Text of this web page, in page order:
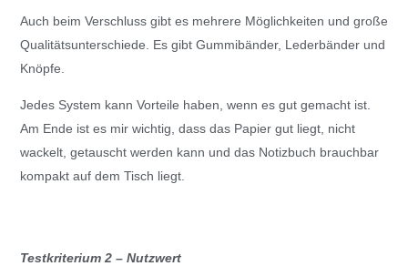
Auch beim Verschluss gibt es mehrere Möglichkeiten und große
Qualitätsunterschiede. Es gibt Gummibänder, Lederbänder und
Knöpfe.
Jedes System kann Vorteile haben, wenn es gut gemacht ist.
Am Ende ist es mir wichtig, dass das Papier gut liegt, nicht
wackelt, getauscht werden kann und das Notizbuch brauchbar
kompakt auf dem Tisch liegt.
Testkriterium 2 – Nutzwert